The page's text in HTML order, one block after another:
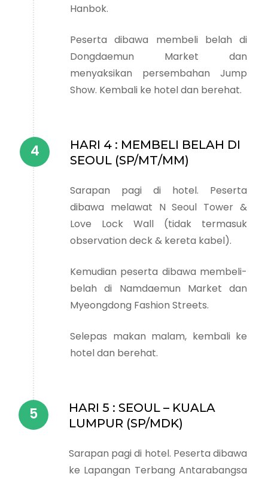
Hanbok.
Peserta dibawa membeli belah di
Dongdaemun Market dan
menyaksikan persembahan Jump
Show. Kembali ke hotel dan berehat.
HARI 4 : MEMBELI BELAH DI
SEOUL (SP/MT/MM)
Sarapan pagi di hotel. Peserta
dibawa melawat N Seoul Tower &
Love Lock Wall (tidak termasuk
observation deck & kereta kabel).
Kemudian peserta dibawa membeli-
belah di Namdaemun Market dan
Myeongdong Fashion Streets.
Selepas makan malam, kembali ke
hotel dan berehat.
HARI 5 : SEOUL – KUALA
LUMPUR (SP/MDK)
Sarapan pagi di hotel. Peserta dibawa
ke Lapangan Terbang Antarabangsa